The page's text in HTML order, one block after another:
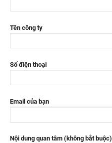
Tên công ty
Số điện thoại
Email của bạn
Nội dung quan tâm (không bắt buộc)